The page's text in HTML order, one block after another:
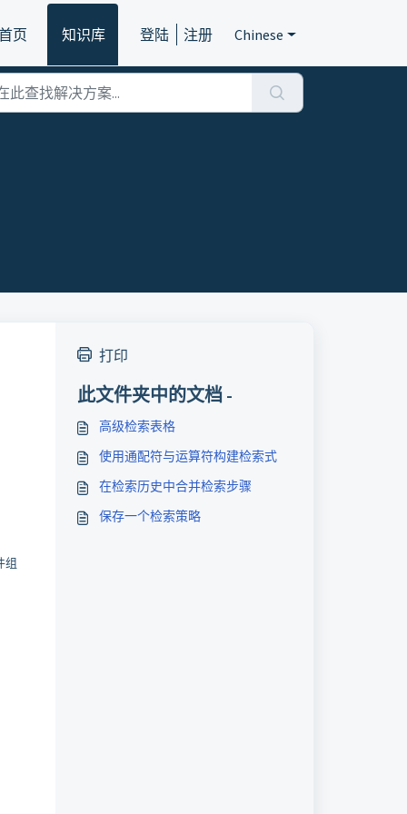
页 知识库 登陆 注册 Chinese
组
打印
此文件夹中的文档 -
高级检索表格
使用通配符与运算符构建检索式
在检索历史中合并检索步骤
保存一个检索策略